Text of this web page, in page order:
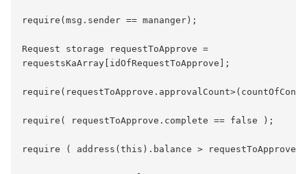
require(msg.sender == mananger);
Request storage requestToApprove =
requestsKaArray[idOfRequestToApprove];
require( requestToApprove.complete == false );
require ( address(this).balance >